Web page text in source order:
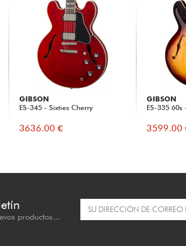
GIBSON
ES-345 - Sixties Cherry
3636.00 €
GIBSON
ES-335
3599.00
productos...